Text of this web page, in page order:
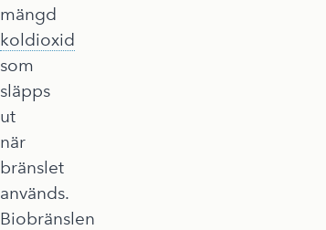
mängd
koldioxid
som
släpps
ut
när
bränslet
används.
Biobränslen